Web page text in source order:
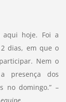
aqui hoje. Foi a
dias, em que o
Nem o
presença dos
no domingo.” –